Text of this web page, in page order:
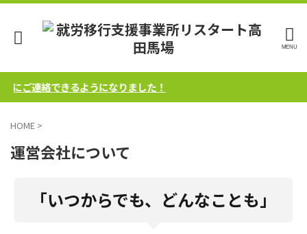
ご連絡できるようになりました！
HOME >
運営会社について
「いつからでも、どんなことも」